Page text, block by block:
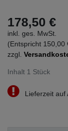
178,50 €
inkl. ges. MwSt.
(Entspricht 150,00
zzgl.
Inhalt 1 Stück
Lieferzeit auf